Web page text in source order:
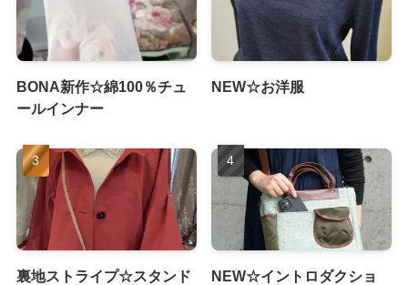
BONA新作☆綿100％チュ
ールインナー
NEW☆お洋服
裏地ストライプ☆スタンド
NEW☆イントロダクショ